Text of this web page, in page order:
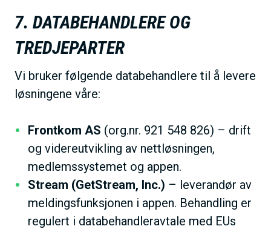
7. DATABEHANDLERE OG
TREDJEPARTER
Vi bruker følgende databehandlere til å levere
løsningene våre:
Frontkom AS (org.nr. 921 548 826) – drift
og videreutvikling av nettløsningen,
medlemssystemet og appen.
Stream (GetStream, Inc.) – leverandør av
meldingsfunksjonen i appen. Behandling er
regulert i databehandleravtale med EUs